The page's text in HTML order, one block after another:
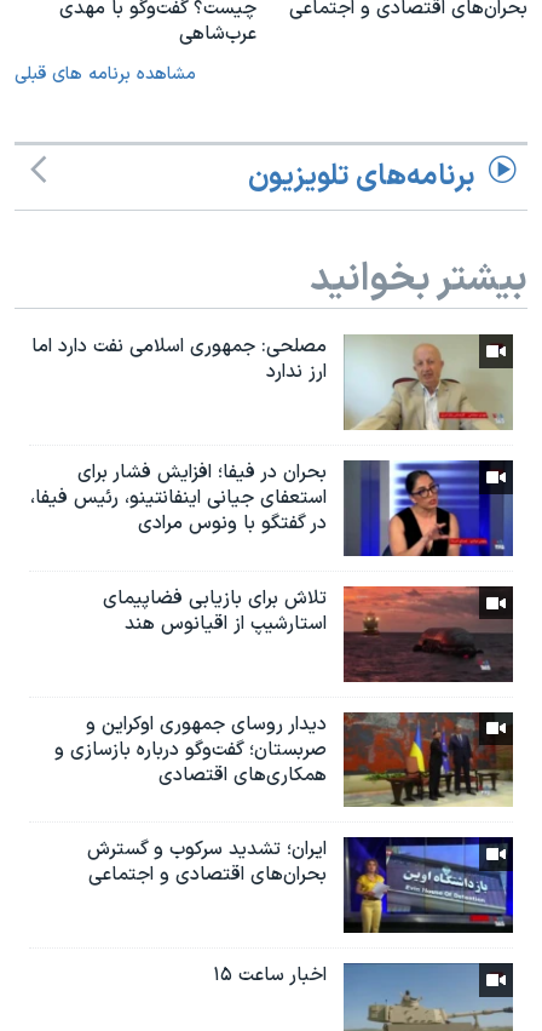
بحران‌های اقتصادی و اجتماعی
چیست؟ گفت‌وگو با مهدی
عرب‌شاهی
مشاهده برنامه های قبلی
برنامه‌های تلویزیون
بیشتر بخوانید
مصلحی: جمهوری اسلامی نفت دارد اما
ارز ندارد
بحران در فیفا؛ افزایش فشار برای
استعفای جیانی اینفانتینو، رئیس فیفا،
در گفتگو با ونوس مرادی
تلاش برای بازیابی فضاپیمای
استارشیپ از اقیانوس هند
دیدار روسای جمهوری اوکراین و
صربستان؛ گفت‌وگو درباره بازسازی و
همکاری‌های اقتصادی
ایران؛ تشدید سرکوب و گسترش
بحران‌های اقتصادی و اجتماعی
اخبار ساعت ۱۵